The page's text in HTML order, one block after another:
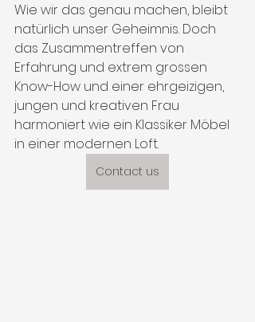
Wie wir das genau machen, bleibt
natürlich unser Geheimnis. Doch
das Zusammentreffen von
Erfahrung und extrem grossen
Know-How und einer ehrgeizigen,
jungen und kreativen Frau
harmoniert wie ein Klassiker Möbel
in einer modernen Loft.
Contact us